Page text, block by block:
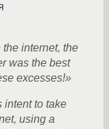
internet, the
was the best
excesses!»
intent to take
using a